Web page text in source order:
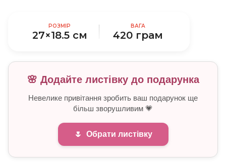
РОЗМІР
27×18.5 см
ВАГА
420 грам
🌸 Додайте листівку до подарунка
Невелике привітання зробить ваш подарунок ще
більш зворушливим 💗
🌷 Обрати листівку